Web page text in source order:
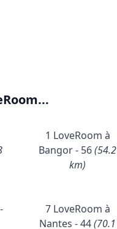
1 LoveRoom à
Bangor - 56(54.2
km)
7 LoveRoom à
Nantes - 44(70.1